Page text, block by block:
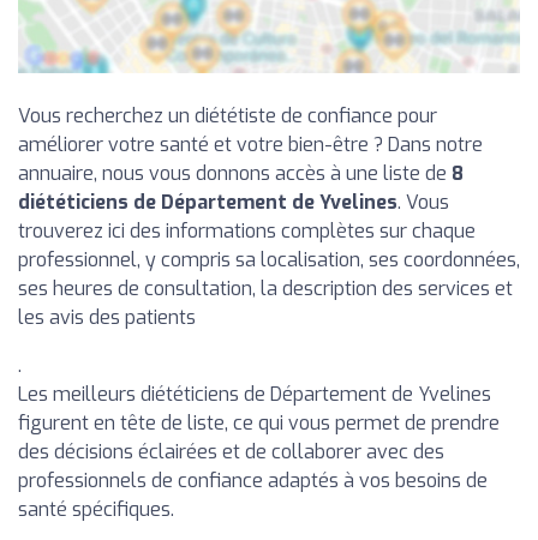
Vous recherchez un diététiste de confiance pour
améliorer votre santé et votre bien-être ? Dans notre
annuaire, nous vous donnons accès à une liste de 8
diététiciens de Département de Yvelines. Vous
trouverez ici des informations complètes sur chaque
professionnel, y compris sa localisation, ses coordonnées,
ses heures de consultation, la description des services et
les avis des patients
.
Les meilleurs diététiciens de Département de Yvelines
figurent en tête de liste, ce qui vous permet de prendre
des décisions éclairées et de collaborer avec des
professionnels de confiance adaptés à vos besoins de
santé spécifiques.